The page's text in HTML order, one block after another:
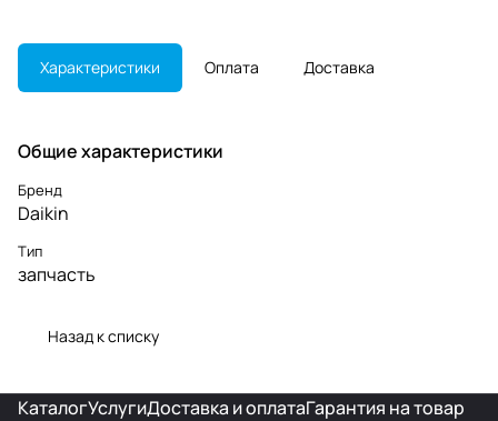
Характеристики Оплата Доставка
Общие характеристики
Бренд
Daikin
Тип
запчасть
Назад к списку
КаталогУслугиДоставка и оплатаГарантия на товар